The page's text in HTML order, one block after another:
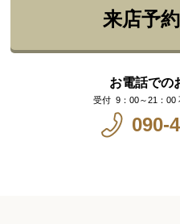
来店予
お電話での
9：00～21：00
090-